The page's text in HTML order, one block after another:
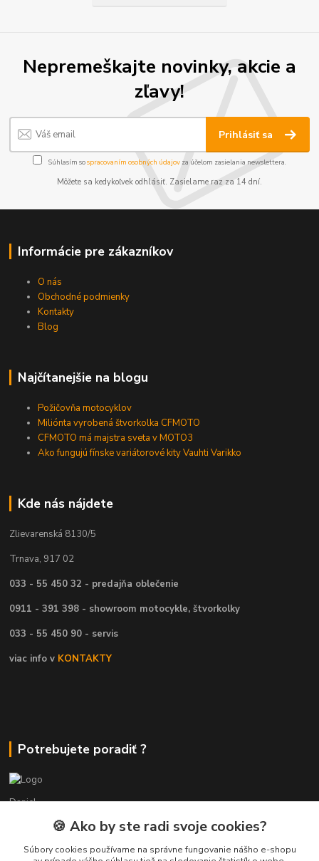
Nepremeškajte novinky, akcie a
zľavy!
Prihlásiť sa
Súhlasím sospracovaním osobných údajov za účelom zasielania newslettera.
Môžete sa kedykoľvek odhlásiť. Zasielame raz za 14 dní.
Informácie pre zákazníkov
O nás
Obchodné podmienky
Kontakty
Blog
Najčítanejšie na blogu
Požičovňa motocyklov
Miliónta vyrobená štvorkolka CFMOTO
CFMOTO má majstra sveta v MOTO3
Ako fungujú fínske variátorové kity Vauhti Varikko
Kde nás nájdete
Zlievarenská 8130/5
Trnava, 917 02
033 - 55 450 32 - predajňa oblečenie
0911 - 391 398 - showroom motocykle, štvorkolky
033 - 55 450 90 - servis
viac info v KONTAKTY
Potrebujete poradiť ?
Daniel
+421 911 391 398
(Po-Pia, 8.30-17.00 hod.)
🍪 Ako by ste radi svoje cookies?
Súbory cookies používame na správne fungovanie nášho e-shopu